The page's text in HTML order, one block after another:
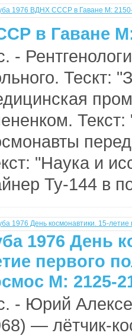
в Гаване
-
Тескт:
"Наука и
Ту-144 в
1976 День
первого
М: 2125-
- Юрий
— лётчик-